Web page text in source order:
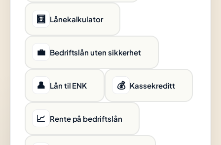
🧮 Lånekalkulator
💼 Bedriftslån uten sikkerhet
👤 Lån til ENK 💰 Kassekreditt
📈 Rente på bedriftslån